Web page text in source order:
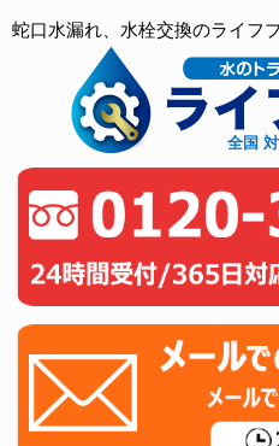
蛇口水漏れ、水栓交換のライフ
全国